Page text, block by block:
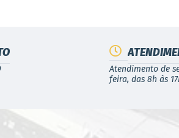
Atendimento de
feira, das 8h às